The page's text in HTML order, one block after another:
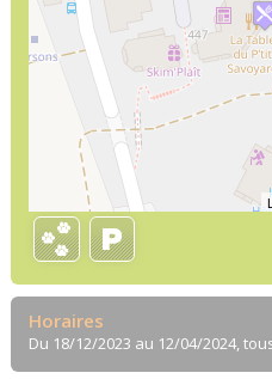
Horaires
Du 18/12/2023 au 12/04/2024,